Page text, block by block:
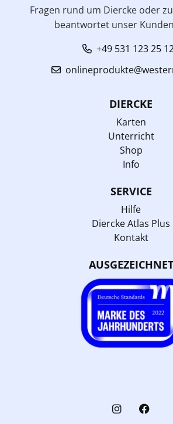
Fragen rund um Diercke oder
beantwortet unser
+49 531 123 25
DIERCKE
Karten
Unterricht
Shop
Info
SERVICE
Hilfe
Diercke Atlas Plus
Kontakt
AUSGEZEICHNET